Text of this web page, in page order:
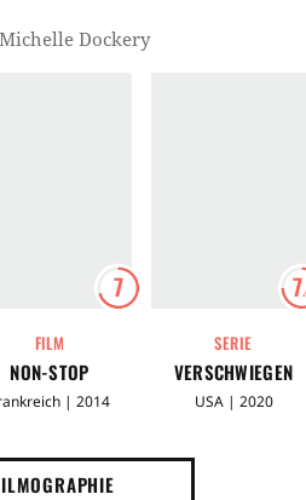
Dockery
7
FILM
NON-STOP
| 2014
7
SERIE
VERSCHWIEGEN
USA | 2020